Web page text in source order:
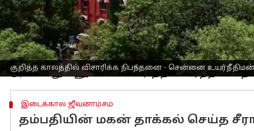
குறித்த காலத்தில் விசாரிக்க நிபந்தனை - சென்னை
ஆண்டு மனு தாக்கல் செய்துள்ளனர்.
இந்த மனு தொடர்ந்து நிலுவையில் இருந்து
வழங்க கடந்த 2018ம் ஆண்டு
இதற்கு எதிர்ப்பு தெரிவித்து அந்த மகன்
வந்தது.
இடைக்கால ஜீவனாம்சம்
தம்பதியின் மகன் தாக்கல் செய்த